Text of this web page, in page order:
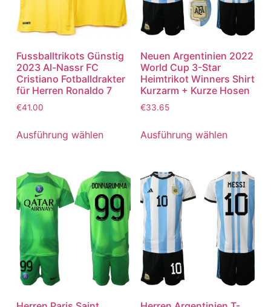
Fussballtrikots Günstig
2023 Al-Nassr FC
Cristiano Fotballdrakter
für Herren Ronaldo 7
€41.00
Ausführung wählen
Neuen Argentinien 2022
World Cup 3-Star
Heimtrikot Winners Shirt
Kurzarm + Kurze Hosen
€33.65
Ausführung wählen